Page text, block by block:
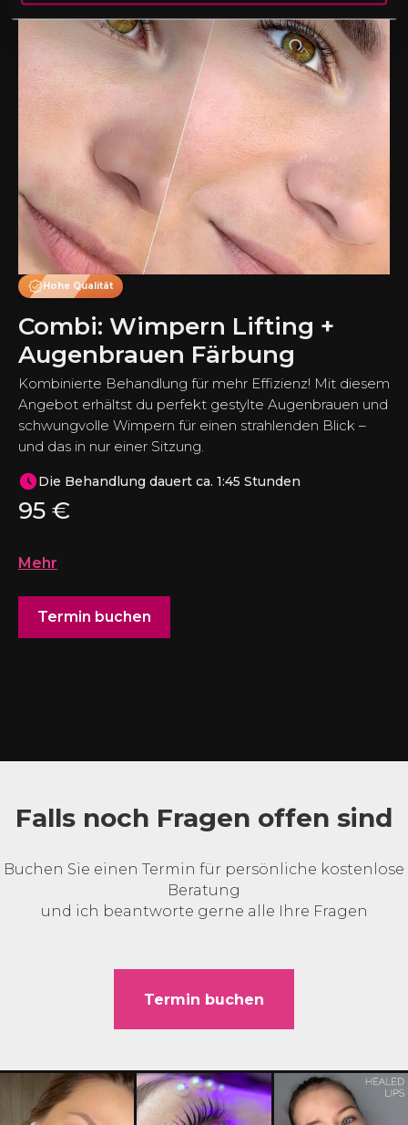
Hohe Qualität
Combi: Wimpern Lifting +
Augenbrauen Färbung
Kombinierte Behandlung für mehr Effizienz! Mit diesem
Angebot erhältst du perfekt gestylte Augenbrauen und
schwungvolle Wimpern für einen strahlenden Blick –
und das in nur einer Sitzung.
Die Behandlung dauert ca. 1:45 Stunden
95 €
Mehr
Termin buchen
Falls noch Fragen offen sind
Buchen Sie einen Termin für persönliche kostenlose
Beratung
und ich beantworte gerne alle Ihre Fragen
Termin buchen